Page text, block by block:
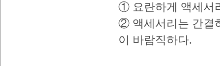
① 요란하게 액세서
② 액세서리는 간결
이 바람직하다.